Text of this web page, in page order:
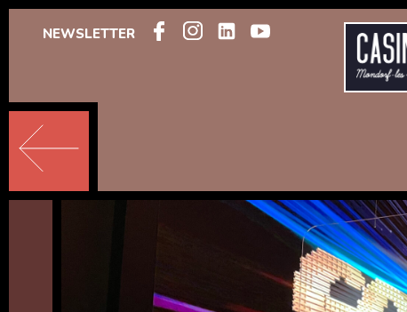
NEWSLETTER